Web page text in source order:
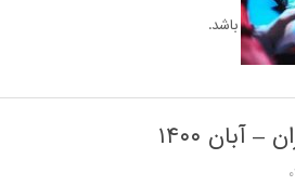
باشد.
۱۴۰۰